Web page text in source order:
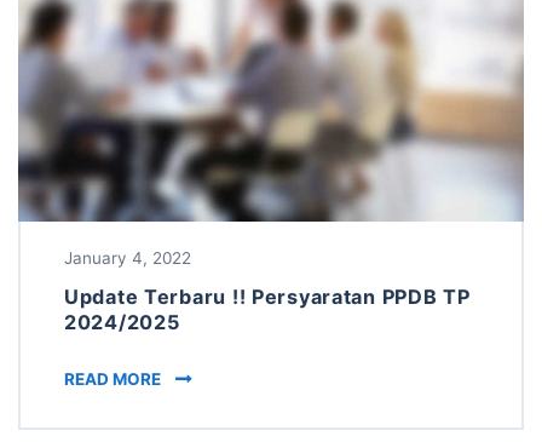
January 4, 2022
Update Terbaru !! Persyaratan PPDB TP
2024/2025
READ MORE UPDATE TERBARU !! PERSYARATAN PPDB TP